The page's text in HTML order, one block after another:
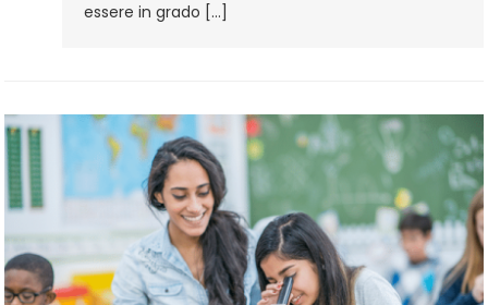
essere in grado […]